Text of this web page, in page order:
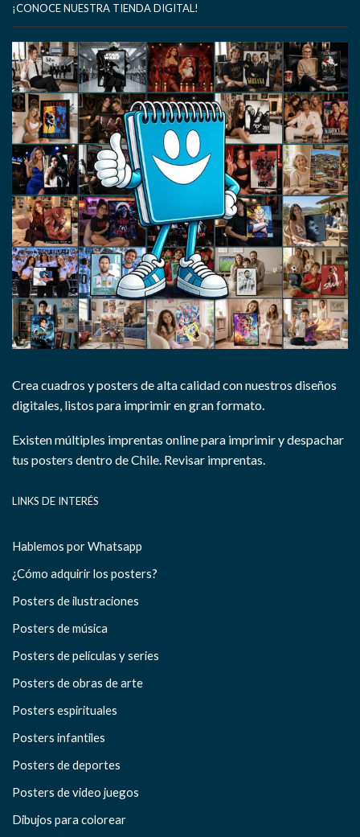
¡CONOCE NUESTRA TIENDA DIGITAL!
Crea cuadros y posters de alta calidad con nuestros diseños
digitales, listos para imprimir en gran formato.
Existen múltiples imprentas online para imprimir y despachar
tus posters dentro de Chile. Revisar imprentas.
LINKS DE INTERÉS
Hablemos por Whatsapp
¿Cómo adquirir los posters?
Posters de ilustraciones
Posters de música
Posters de películas y series
Posters de obras de arte
Posters espirituales
Posters infantiles
Posters de deportes
Posters de video juegos
Dibujos para colorear